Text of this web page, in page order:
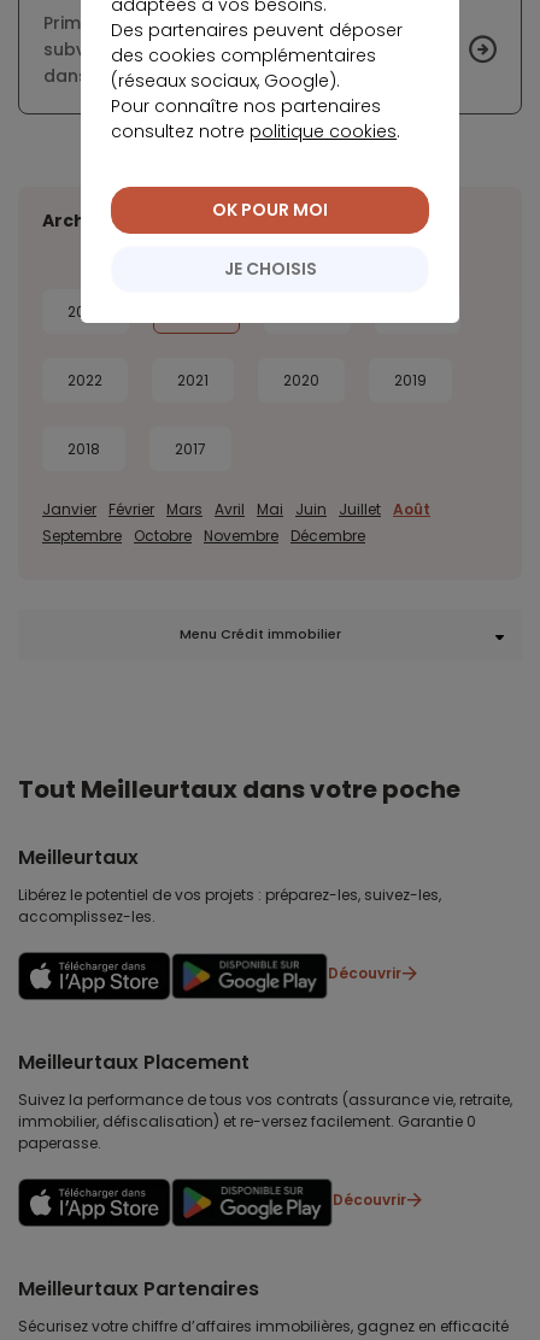
Primo-accession : combiner PTZ et prêts
subventionnés pour optimiser le financement
dans le neuf
Archives
2026
2022 2021 2020 2019
2018 2017
Janvier Février Mars Avril Mai Juin Juillet Août
Septembre
Octobre Novembre Décembre
Menu Crédit immobilier
Tout Meilleurtaux dans votre poche
Meilleurtaux
Libérez le potentiel de vos projets : préparez-les, suivez-les,
accomplissez-les.
Découvrir
Meilleurtaux Placement
Suivez la performance de tous vos contrats (assurance vie, retraite,
immobilier, défiscalisation) et re-versez facilement. Garantie 0
paperasse.
Découvrir
Meilleurtaux Partenaires
Sécurisez votre chiffre d’affaires immobilières, gagnez en efficacité
adaptées à vos besoins.
Des partenaires peuvent déposer
des cookies complémentaires
(réseaux sociaux, Google).
Pour connaître nos partenaires
consultez notre politique cookies.
JE CHOISIS
OK POUR MOI